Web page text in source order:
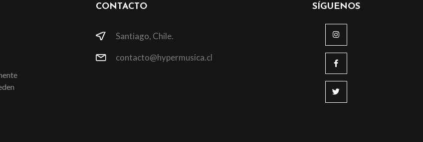
CONTACTO
Santiago, Chile.
contacto@hypermusica.cl
SÍGUENOS